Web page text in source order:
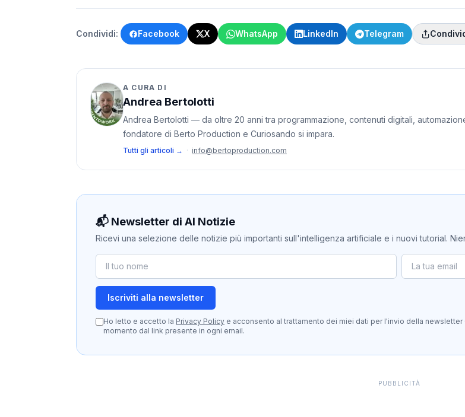
Condividi: Facebook X WhatsApp LinkedIn Telegram
A CURA DI
Andrea Bertolotti
Andrea Bertolotti — da oltre 20 anni tra programmazione, contenuti digitali,
fondatore di Berto Production e Curiosando si impara.
Tutti gli articoli → · info@bertoproduction.com
📬 Newsletter di AI Notizie
Ricevi una selezione delle notizie più importanti sull'intelligenza artificiale e i nuovi tutorial.
Iscriviti alla newsletter
Ho letto e accetto la Privacy Policy e acconsento al trattamento dei miei dati per l'invio della
momento dal link presente in ogni email.
PUBBLICITÀ